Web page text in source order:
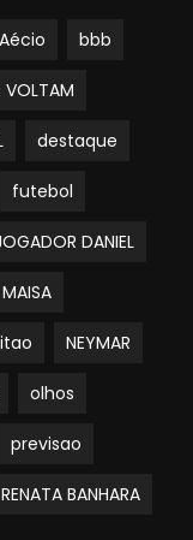
Aécio bbb
VOLTAM
destaque
futebol
DANIEL
MAISA
NEYMAR
olhos
previsao
RENATA BANHARA